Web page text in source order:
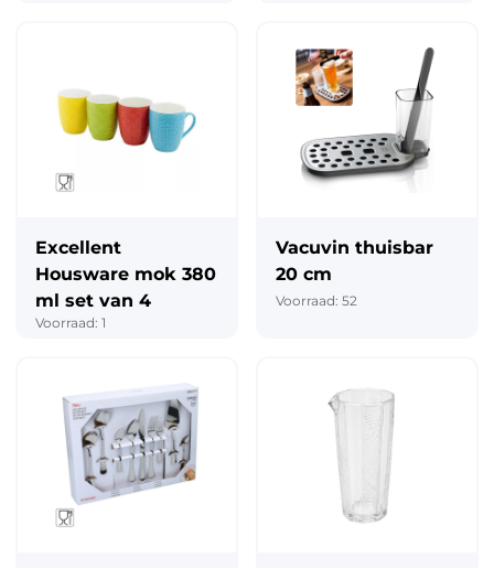
Excellent
Housware mok 380
ml set van 4
Voorraad: 1
Vacuvin thuisbar
20 cm
Voorraad: 52